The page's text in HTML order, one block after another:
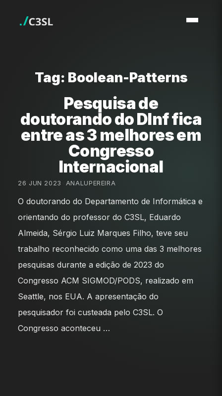
Tag: Boolean-Patterns
Pesquisa de
doutorando do DInf fica
entre as 3 melhores em
Congresso
Internacional
26 JUN 2023 ANALUPEREIRA
O doutorando do Departamento de Informática e
orientando do professor do C3SL, Eduardo
Almeida, Sérgio Luiz Marques Filho, teve seu
trabalho reconhecido como uma das 3 melhores
pesquisas durante a edição de 2023 do
Congresso ACM SIGMOD/PODS, realizado em
Seattle, nos EUA. A apresentação do
pesquisador foi custeada pelo C3SL. O
Congresso aconteceu …